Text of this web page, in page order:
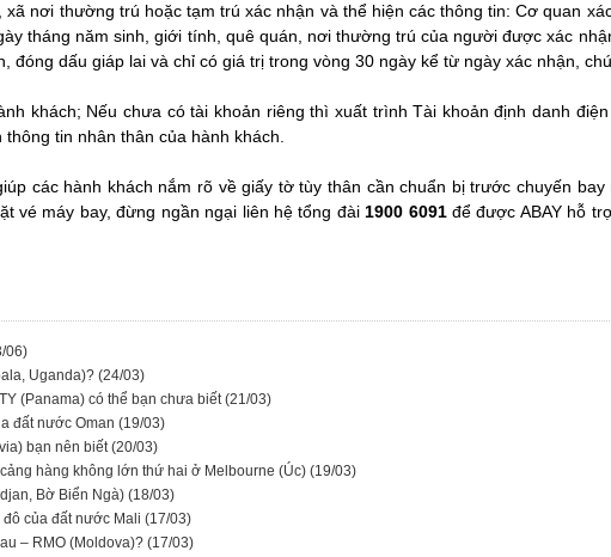
nơi thường trú hoặc tạm trú xác nhận và thể hiện các thông tin: Cơ quan
tháng năm sinh, giới tính, quê quán, nơi thường trú của người được xác
đóng dấu giáp lai và chỉ có giá trị trong vòng 30 ngày kể từ ngày xác nhận,
khách; Nếu chưa có tài khoản riêng thì xuất trình Tài khoản định danh
tin nhân thân của hành khách.
các hành khách nắm rõ về giấy tờ tùy thân cần chuẩn bị trước chuyến bay
vé máy bay, đừng ngần ngại liên hệ tổng đài 1900 6091để được ABAY hỗ
06)
Uganda)? (24/03)
(Panama) có thể bạn chưa biết(21/03)
đất nước Oman (19/03)
bạn nên biết(20/03)
hàng không lớn thứ hai ở Melbourne (Úc) (19/03)
Bờ Biển Ngà) (18/03)
đô của đất nước Mali (17/03)
– RMO (Moldova)? (17/03)